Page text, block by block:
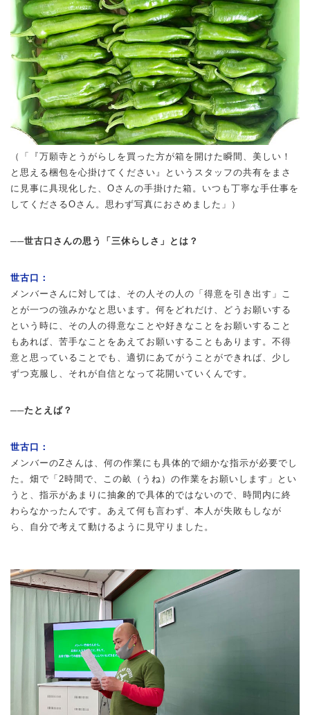
（「『万願寺とうがらしを買った方が箱を開けた瞬間、美しい！
と思える梱包を心掛けてください』というスタッフの共有をまさ
に見事に具現化した、Oさんの手掛けた箱。いつも丁寧な手仕事を
してくださるOさん。思わず写真におさめました」）
──世古口さんの思う「三休らしさ」とは？
世古口：
メンバーさんに対しては、その人その人の「得意を引き出す」こ
とが一つの強みかなと思います。何をどれだけ、どうお願いする
という時に、その人の得意なことや好きなことをお願いすること
もあれば、苦手なことをあえてお願いすることもあります。不得
意と思っていることでも、適切にあてがうことができれば、少し
ずつ克服し、それが自信となって花開いていくんです。
──たとえば？
世古口：
メンバーのZさんは、何の作業にも具体的で細かな指示が必要でし
た。畑で「2時間で、この畝（うね）の作業をお願いします」とい
うと、指示があまりに抽象的で具体的ではないので、時間内に終
わらなかったんです。あえて何も言わず、本人が失敗もしなが
ら、自分で考えて動けるように見守りました。